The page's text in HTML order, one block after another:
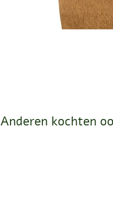
Anderen kochten